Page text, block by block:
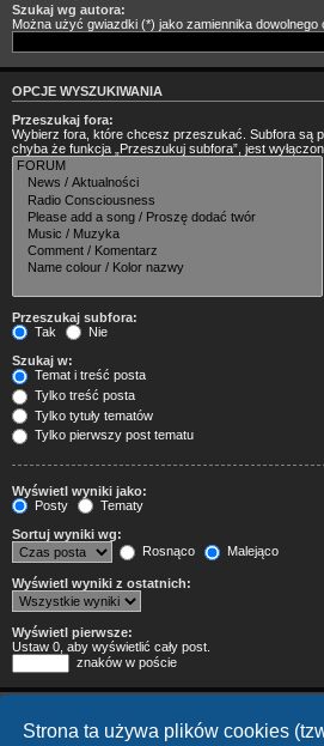
Strona ta używa plików cookies
Szukaj wg autora:
Można użyć gwiazdki (*) jako zamiennika dowolnego
OPCJE WYSZUKIWANIA
Przeszukaj fora:
Wybierz fora, które chcesz przeszukać. Subfora są
chyba że funkcja „Przeszukuj subfora”, jest
Przeszukaj subfora:
Tak
Nie
Szukaj w:
Temat i treść posta
Tylko treść posta
Tylko tytuły tematów
Tylko pierwszy post tematu
Wyświetl wyniki jako:
Posty
Tematy
Sortuj wyniki wg:
Rosnąco
Malejąco
Wyświetl wyniki z ostatnich:
Wyświetl pierwsze:
Ustaw 0, aby wyświetlić cały post.
znaków w poście